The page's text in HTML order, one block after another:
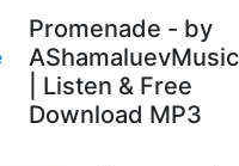
Promenade - by
AShamaluevMusic
| Listen & Free
Download MP3